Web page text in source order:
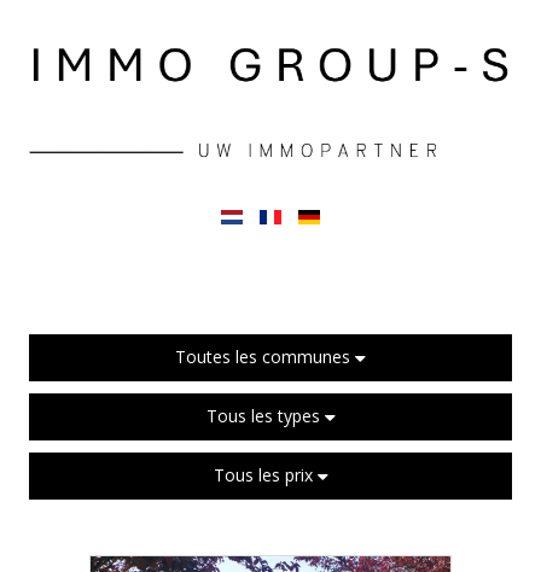
Toutes les communes
Tous les types
Tous les prix